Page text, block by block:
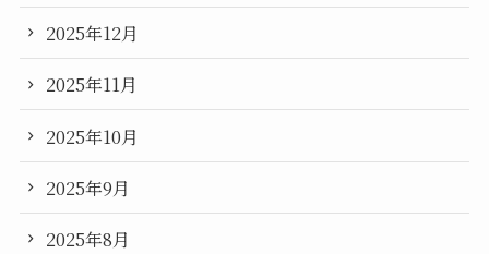
2025年12月
2025年11月
2025年10月
2025年9月
2025年8月